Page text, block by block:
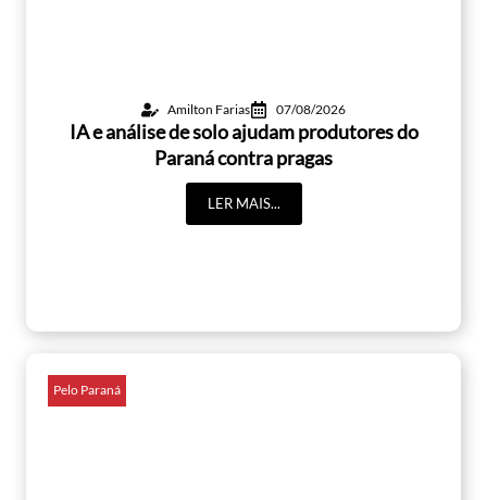
Amilton Farias 07/08/2026
IA e análise de solo ajudam produtores do
Paraná contra pragas
LER MAIS...
Pelo Paraná